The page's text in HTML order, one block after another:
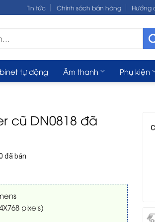
Tin tức Chính sách bán hàng Hướng
tự động Âm thanh Phụ kiện
cũ DN0818 đã
đã bán
pixels)